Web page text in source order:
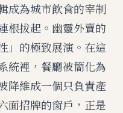
成為城市飲食的宰制
根拔起。幽靈外賣的
」的極致展演。在這
統裡，餐廳被簡化為
降維成一個只負責產
面招牌的窗戶，正是